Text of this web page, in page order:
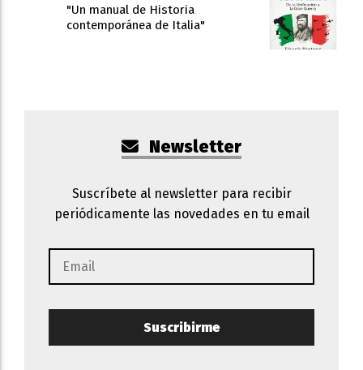
"Un manual de Historia
contemporánea de Italia"
Newsletter
Suscríbete al newsletter para recibir
periódicamente las novedades en tu email
Suscribirme